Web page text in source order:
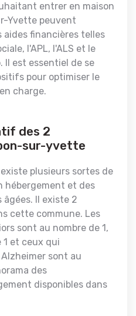
entrer en maison
Yvette peuvent
financières telles
l'APL, l'ALS et le
Il est essentiel de se
pour optimiser le
charge.
des 2
sur-yvette
plusieurs sortes de
hébergement et des
âgées. Il existe 2
cette commune. Les
sont au nombre de 1,
1 et ceux qui
sont au
des
disponibles dans